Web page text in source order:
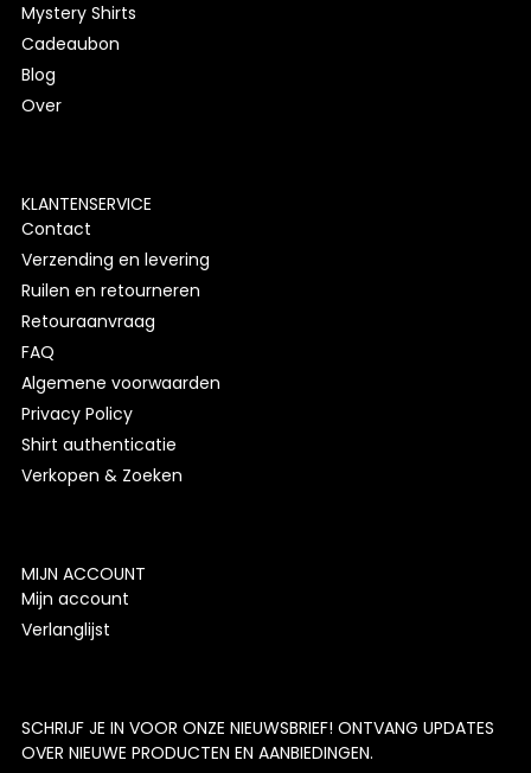
Mystery Shirts
Cadeaubon
Blog
Over
KLANTENSERVICE
Contact
Verzending en levering
Ruilen en retourneren
Retouraanvraag
FAQ
Algemene voorwaarden
Privacy Policy
Shirt authenticatie
Verkopen & Zoeken
MIJN ACCOUNT
Mijn account
Verlanglijst
SCHRIJF JE IN VOOR ONZE NIEUWSBRIEF! ONTVANG UPDATES
OVER NIEUWE PRODUCTEN EN AANBIEDINGEN.